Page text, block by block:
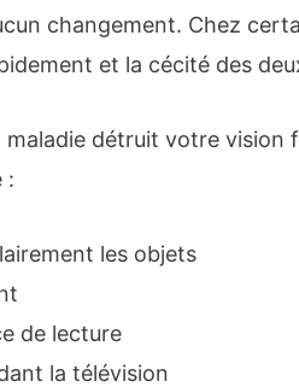
changement. Chez
et la cécité des
maladie détruit votre vision
:
les objets
de lecture
la télévision